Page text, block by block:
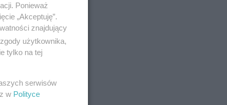
Ponieważ
„Akceptuję”.
znajdujący
użytkownika,
tylko na tej
serwisów
w Polityce